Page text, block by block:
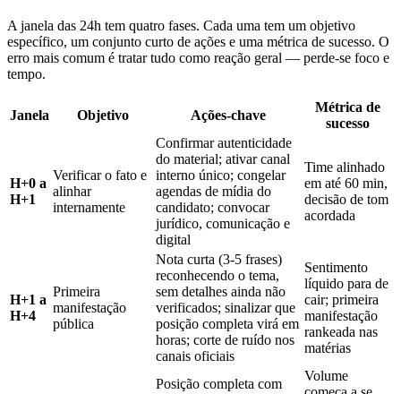
A janela das 24h tem quatro fases. Cada uma tem um objetivo
específico, um conjunto curto de ações e uma métrica de sucesso. O
erro mais comum é tratar tudo como reação geral — perde-se foco e
tempo.
Janela Objetivo Ações-chave
Métrica de
sucesso
H+0 a
H+1
Verificar o fato e
alinhar
internamente
Confirmar autenticidade
do material; ativar canal
interno único; congelar
agendas de mídia do
candidato; convocar
jurídico, comunicação e
digital
Time alinhado
em até 60 min,
decisão de tom
acordada
H+1 a
H+4
Primeira
manifestação
pública
Nota curta (3-5 frases)
reconhecendo o tema,
sem detalhes ainda não
verificados; sinalizar que
posição completa virá em
horas; corte de ruído nos
canais oficiais
Sentimento
líquido para de
cair; primeira
manifestação
rankeada nas
matérias
Posição completa com
Volume